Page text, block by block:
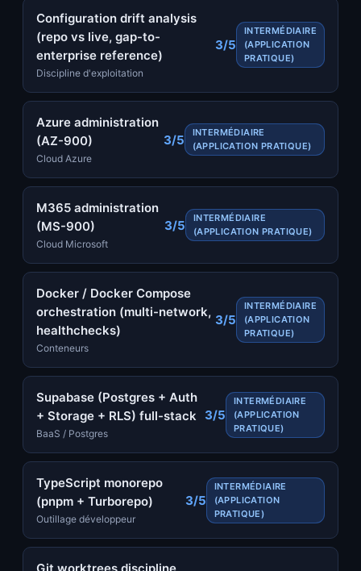
Configuration drift analysis
(repo vs live, gap-to-
enterprise reference)
Discipline d'exploitation
3/5
INTERMÉDIAIRE
(APPLICATION
PRATIQUE)
Azure administration
(AZ-900)
Cloud Azure
3/5
INTERMÉDIAIRE
(APPLICATION PRATIQUE)
M365 administration
(MS-900)
Cloud Microsoft
3/5
INTERMÉDIAIRE
(APPLICATION PRATIQUE)
Docker / Docker Compose
orchestration (multi-network,
healthchecks)
Conteneurs
3/5
INTERMÉDIAIRE
(APPLICATION
PRATIQUE)
Supabase (Postgres + Auth
+ Storage + RLS) full-stack
BaaS / Postgres
3/5
INTERMÉDIAIRE
(APPLICATION
PRATIQUE)
TypeScript monorepo
(pnpm + Turborepo)
Outillage développeur
3/5
INTERMÉDIAIRE
(APPLICATION
PRATIQUE)